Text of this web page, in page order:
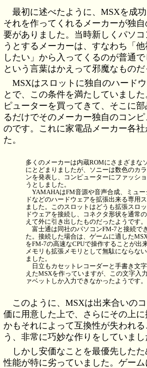
最初に述べたように、MSXを成功
それを作ってくれるメーカーが独
要がありました。当時新しくパソコ
うとするメーカーは、すなわち「
したい」から入ってくるのが普通
という言葉はかえって邪魔なものだ
MSXはスロットに独自のハード
とで、この条件を満たしていまし
ピューターを買ってきて、そこに部
るだけでそのメーカー独自のコン
のです。これに家電品メーカー各
た。
多くのメーカーは内蔵ROMにさまざまな
にとどまりましたが、ソニーは数色のカ
ンを発表し、コンピューターにファッシ
うとしました。
YAMAHAはFM音源や音声合成、ミュー
ドなどのハードウェアを拡張出来る専用
ました。このスロットはどうも拡張スロ
ドウェアを接続し、コネクタ形状を通常
えて外に引き出したものだったようです。
富士通は同社のパソコンFM-7と接続で
た。接続した場合は、ゲームに適した
をFM-7の高速なCPUで操作することが出
メモリも拡張メモリとして無駄にならな
ました。
日立もカセットレコーダーと手書き文
えたMSXを作っていますが、この文字入
ァベットしか入力できなかったようです。
このように、MSXは出来合いの
価に用意した上で、さらにその上
かもそれによって互換性が失われ
う、非常に巧妙な作りをしていまし
しかし安価なことを最優先した
性能が特に劣っていました。ゲー